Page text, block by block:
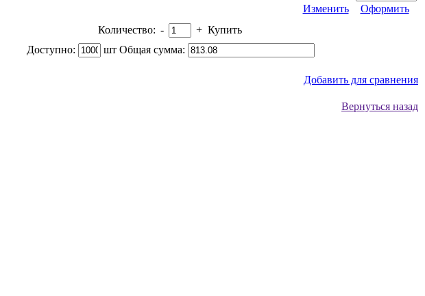
Изменить
Оформить
Количество: - + Купить
Доступно:
шт Общая сумма:
Добавить для сравнения
Вернуться назад